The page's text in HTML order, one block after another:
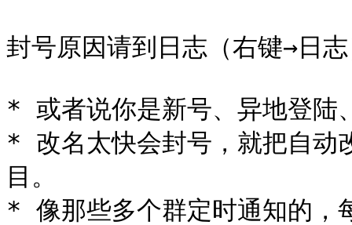
封号原因请到日志（右键→日
* 或者说你是新号、异地登陆
* 改名太快会封号，就把自动
目。
* 像那些多个群定时通知的，